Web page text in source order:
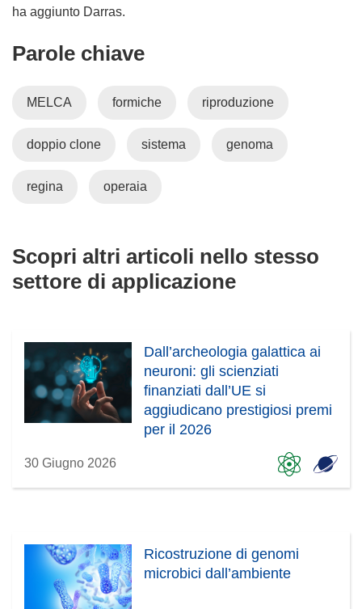
e
ha aggiunto Darras.
Parole chiave
MELCA formiche riproduzione
doppio clone sistema genoma
regina operaia
Scopri altri articoli nello stesso
settore di applicazione
Dall’archeologia galattica ai
neuroni: gli scienziati
finanziati dall’UE si
aggiudicano prestigiosi premi
per il 2026
30 Giugno 2026
Ricostruzione di genomi
microbici dall’ambiente